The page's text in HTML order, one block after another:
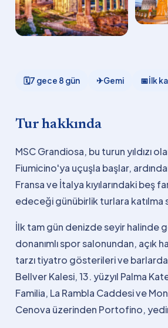
🗓7 gece 8 gün ✈Gemi 📅İlk
Tur hakkında
MSC Grandiosa, bu turun yıldızı
Fiumicino'ya uçuşla başlar,
Fransa ve İtalya kıyılarındaki
edeceği günübirlik turlara katılma
İlk tam gün denizde seyir halinde
donanımlı spor salonundan, açık
tarzı tiyatro gösterileri ve
Bellver Kalesi, 13. yüzyıl Palma
Familia, La Rambla Caddesi ve
Cenova üzerinden Portofino,